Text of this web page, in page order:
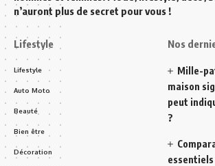
n’auront plus de secret pour vous !
Lifestyle
Lifestyle
Auto Moto
Beauté
Bien être
Décoration
Nos
Mille-
maison
peut
?